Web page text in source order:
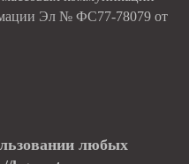
Эл № ФС77-78079 от
любых